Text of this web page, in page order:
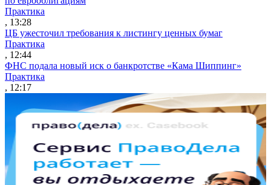
Практика
, 13:28
ЦБ ужесточил требования к листингу ценных бумаг
Практика
, 12:44
ФНС подала новый иск о банкротстве «Кама Шиппинг»
Практика
, 12:17